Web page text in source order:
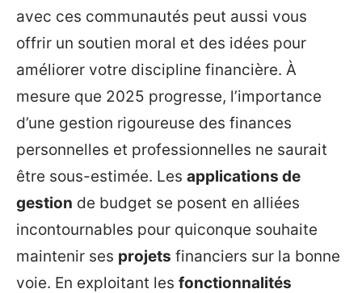
avec ces communautés peut aussi vous
offrir un soutien moral et des idées pour
améliorer votre discipline financière. À
mesure que 2025 progresse, l’importance
d’une gestion rigoureuse des finances
personnelles et professionnelles ne saurait
être sous-estimée. Les applications de
gestion de budget se posent en alliées
incontournables pour quiconque souhaite
maintenir ses projets financiers sur la bonne
voie. En exploitant les fonctionnalités